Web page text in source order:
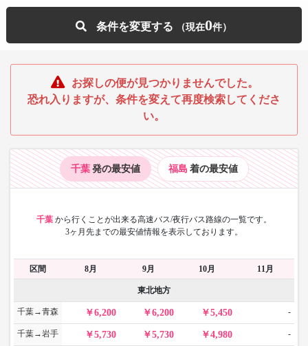
条件を変更する 0
お探しの便が見つかりませんでした。
恐れ入りますが、条件を変えて再度検索してくださ
い。
千葉 発の最安値 福島 着の最安値
千葉 から行くことが出来る高速バス/夜行バス路線の一覧です。
3ヶ月先までの最安値情報を表示しております。
区間 8月 9月 10月 11月
東北地方
千葉→青森 6,200 6,200 5,450 -
千葉→岩手 5,730 5,730 4,980 -